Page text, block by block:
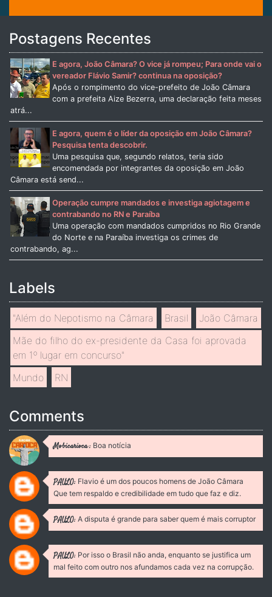
Postagens Recentes
E agora, João Câmara? O vice já rompeu; Para onde vai o
vereador Flávio Samir? continua na oposição?
Após o rompimento do vice-prefeito de João Câmara
com a prefeita Aize Bezerra, uma declaração feita meses
atrá...
E agora, quem é o líder da oposição em João Câmara?
Pesquisa tenta descobrir.
Uma pesquisa que, segundo relatos, teria sido
encomendada por integrantes da oposição em João
Câmara está send...
Operação cumpre mandados e investiga agiotagem e
contrabando no RN e Paraíba
Uma operação com mandados cumpridos no Rio Grande
do Norte e na Paraíba investiga os crimes de
contrabando, ag...
Labels
"Além do Nepotismo na Câmara Brasil
João Câmara
Mãe do filho do ex-presidente da Casa foi aprovada
em 1º lugar em concurso"
Mundo
RN
Comments
Mobicarioca : Boa notícia
PAULO: Flavio é um dos poucos homens de João Câmara
Que tem respaldo e credibilidade em tudo que faz e diz.
PAULO: A disputa é grande para saber quem é mais corruptor
PAULO: Por isso o Brasil não anda, enquanto se justifica um
mal feito com outro nos afundamos cada vez na corrupção.